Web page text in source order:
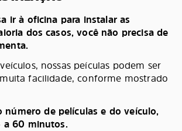
ir à oficina para instalar as
dos casos, você não precisa de
nossas peículas podem ser
facilidade, conforme mostrado
número de películas e do veículo,
a 60 minutos.